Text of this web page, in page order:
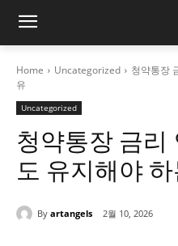
Home Uncategorized
청약통장
유
Uncategorized
청약통장 금리
도 유지해야
By artangels 2월 10, 2026